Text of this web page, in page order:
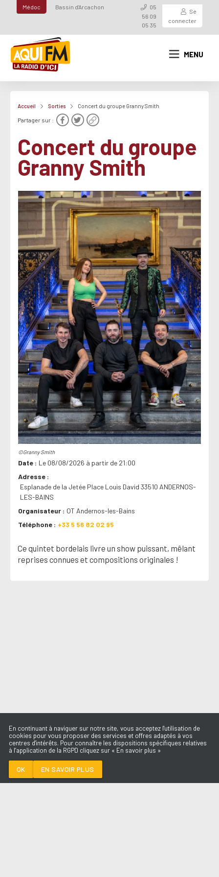
Médoc Bassin d'Arcachon
05
56 09
05 35
Se
connecter
NEW RELIGION
MENU
Accueil Sorties Concert du groupe Granny Smith
Partager sur :
Concert du groupe
Granny Smith
©Granny Smith
Date
Le 08/08/2026 à partir de 21:00
Adresse
Esplanade de la Jetée Place Louis David 33510 ANDERNOS-
LES-BAINS
Organisateur
OT Andernos-les-Bains
Téléphone
+33 5 56 82 02 95
Ce quintet bordelais livre un show puissant, mêlant
reprises connues et compositions originales !
En continuant à naviguer sur notre site, vous acceptez l'utilisation de
cookies pour vous proposer des services et offres adaptés à vos
centres d'intérêts. Pour connaître les dispositions spécifiques relatives
à l’application de la RGPD cliquez sur « En savoir plus »
OK EN SAVOIR PLUS